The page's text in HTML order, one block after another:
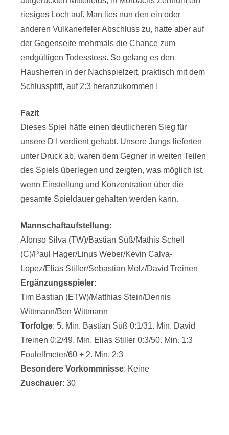
riesiges Loch auf. Man lies nun den ein oder
anderen Vulkaneifeler Abschluss zu, hatte aber auf
der Gegenseite mehrmals die Chance zum
endgültigen Todesstoss. So gelang es den
Hausherren in der Nachspielzeit, praktisch mit dem
Schlusspfiff, auf 2:3 heranzukommen !
Fazit
Dieses Spiel hätte einen deutlicheren Sieg für
unsere D I verdient gehabt. Unsere Jungs lieferten
unter Druck ab, waren dem Gegner in weiten Teilen
des Spiels überlegen und zeigten, was möglich ist,
wenn Einstellung und Konzentration über die
gesamte Spieldauer gehalten werden kann.
Mannschaftaufstellung:
Afonso Silva (TW)/Bastian Süß/Mathis Schell
(C)/Paul Hager/Linus Weber/Kevin Calva-
Lopez/Elias Stiller/Sebastian Molz/David Treinen
Ergänzungsspieler:
Tim Bastian (ETW)/Matthias Stein/Dennis
Wittmann/Ben Wittmann
Torfolge: 5. Min. Bastian Süß 0:1/31. Min. David
Treinen 0:2/49. Min. Elias Stiller 0:3/50. Min. 1:3
Foulelfmeter/60 + 2. Min. 2:3
Besondere Vorkommnisse: Keine
Zuschauer: 30